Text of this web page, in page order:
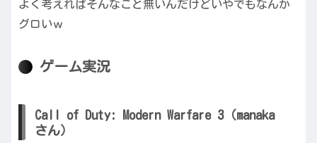
よく考えればそんなこと無いんだけどいやでもなんか
グロいｗ
ゲーム実況
Call of Duty: Modern Warfare 3（manaka
さん）